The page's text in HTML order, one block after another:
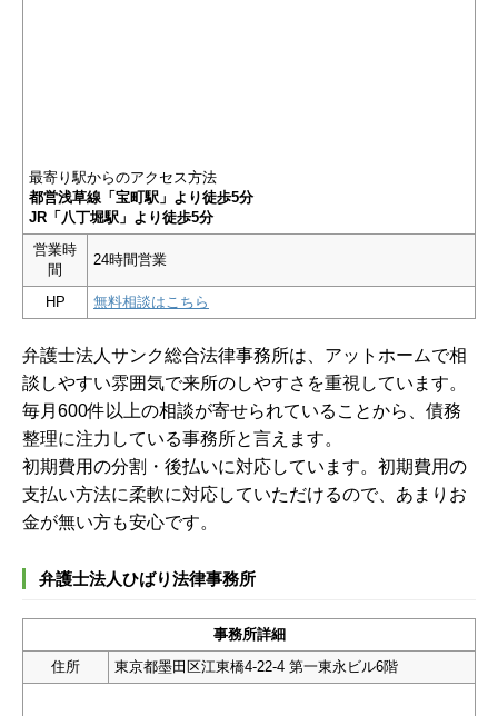
最寄り駅からのアクセス方法
都営浅草線「宝町駅」より徒歩5分
JR「八丁堀駅」より徒歩5分
営業時
間
24時間営業
HP 無料相談はこちら
弁護士法人サンク総合法律事務所は、アットホームで相
談しやすい雰囲気で来所のしやすさを重視しています。
毎月600件以上の相談が寄せられていることから、債務
整理に注力している事務所と言えます。
初期費用の分割・後払いに対応しています。初期費用の
支払い方法に柔軟に対応していただけるので、あまりお
金が無い方も安心です。
弁護士法人ひばり法律事務所
事務所詳細
住所
東京都墨田区江東橋4-22-4 第一東永ビル6階